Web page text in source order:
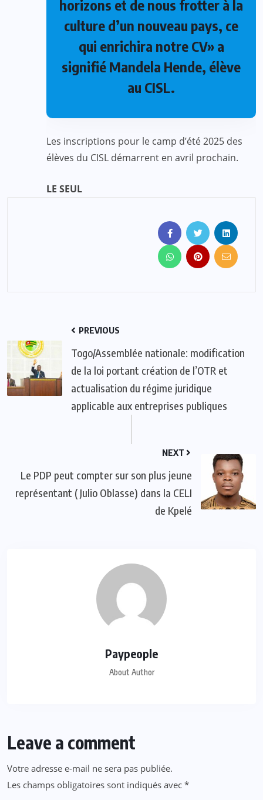
horizons et de nous frotter à la
culture d’un nouveau pays, ce
qui enrichira notre CV» a
signifié Mandela Hende, élève
au CISL.
Les inscriptions pour le camp d’été 2025 des
élèves du CISL démarrent en avril prochain.
LE SEUL
PREVIOUS
Togo/Assemblée nationale: modification
de la loi portant création de l’OTR et
actualisation du régime juridique
applicable aux entreprises publiques
NEXT
Le PDP peut compter sur son plus jeune
représentant ( Julio Oblasse) dans la CELI
de Kpelé
Paypeople
About Author
Leave a comment
Votre adresse e-mail ne sera pas publiée.
Les champs obligatoires sont indiqués avec *